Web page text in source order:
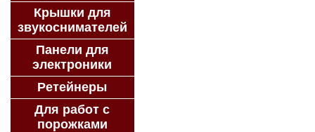
Крышки для
звукоснимателей
Панели для
электроники
Ретейнеры
Для работ с
порожками